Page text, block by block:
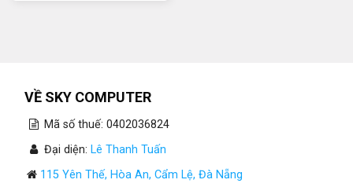
VỀ SKY COMPUTER
Mã số thuế: 0402036824
Đại diện: Lê Thanh Tuấn
115 Yên Thế, Hòa An, Cẩm Lệ, Đà Nẵng